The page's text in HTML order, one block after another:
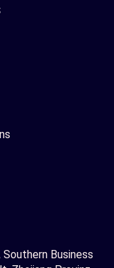
Business